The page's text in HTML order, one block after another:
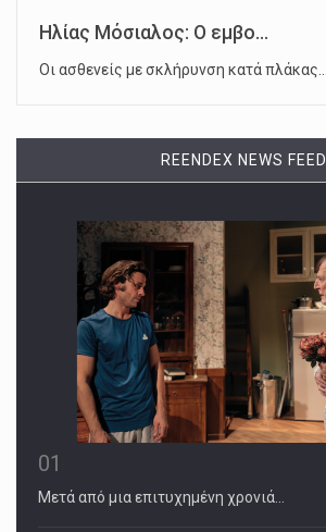
Ηλίας Μόσιαλος: Ο εμβο...
Οι ασθενείς με σκλήρυνση κατά πλάκας…
REENDEX NEWS FEED
01
Μετά από μια επιτυχημένη χρονιά…